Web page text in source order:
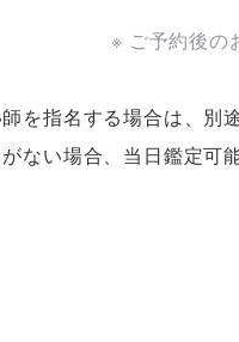
※ ご予約後の
を指名する場合は、別
ない場合、当日鑑定可